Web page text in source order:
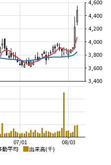
動平均 出来高(千)
08/03
07/01
3,400
3,600
3,800
4,000
4,200
4,400
4,600